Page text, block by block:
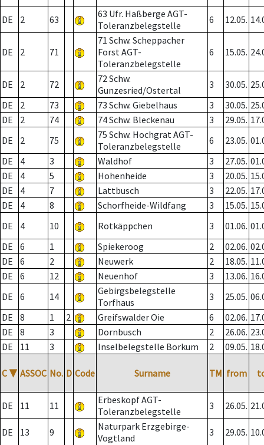
DE 2 63
63 Ufr. Haßberge AGT-
Toleranzbelegstelle
6 12.05.
DE 2 71
71 Schw. Scheppacher
Forst AGT-
Toleranzbelegstelle
6 15.05.
DE 2 72
72 Schw.
Gunzesried/Ostertal
3 30.05.
DE
2 73 73 Schw. Giebelhaus 3 30.05.
DE
2 74 74 Schw. Bleckenau 3 29.05.
DE
2 75
75 Schw. Hochgrat AGT-
Toleranzbelegstelle
6 23.05.
DE
4 3 Waldhof 3 27.05.
DE
4 5 Hohenheide 3 20.05.
DE
4 7 Lattbusch 3 22.05.
DE
4 8 Schorfheide-Wildfang 3 15.05.
DE
4 10 Rotkäppchen 3 01.06.
DE
6 1 Spiekeroog 2 02.06.
DE
6 2 Neuwerk 2 18.05.
DE
6 12 Neuenhof 3 13.06.
DE
6 14
Gebirgsbelegstelle
Torfhaus
3 25.05.
DE
8 1 2 Greifswalder Oie 6 02.06.
DE
8 3 Dornbusch 2 26.06.
DE
11 3 Inselbelegstelle Borkum 2 09.05.
C ▼ ASSOC No. D Code Surname TM from
DE 11 11
Erbeskopf AGT-
Toleranzbelegstelle
3 26.05.
DE 13 9
Naturpark Erzgebirge-
Vogtland
3 29.05.